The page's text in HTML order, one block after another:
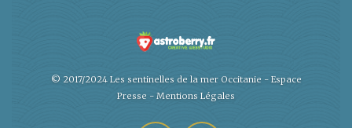
© 2017/2024 Les sentinelles de la mer Occitanie - Espace
Presse - Mentions Légales